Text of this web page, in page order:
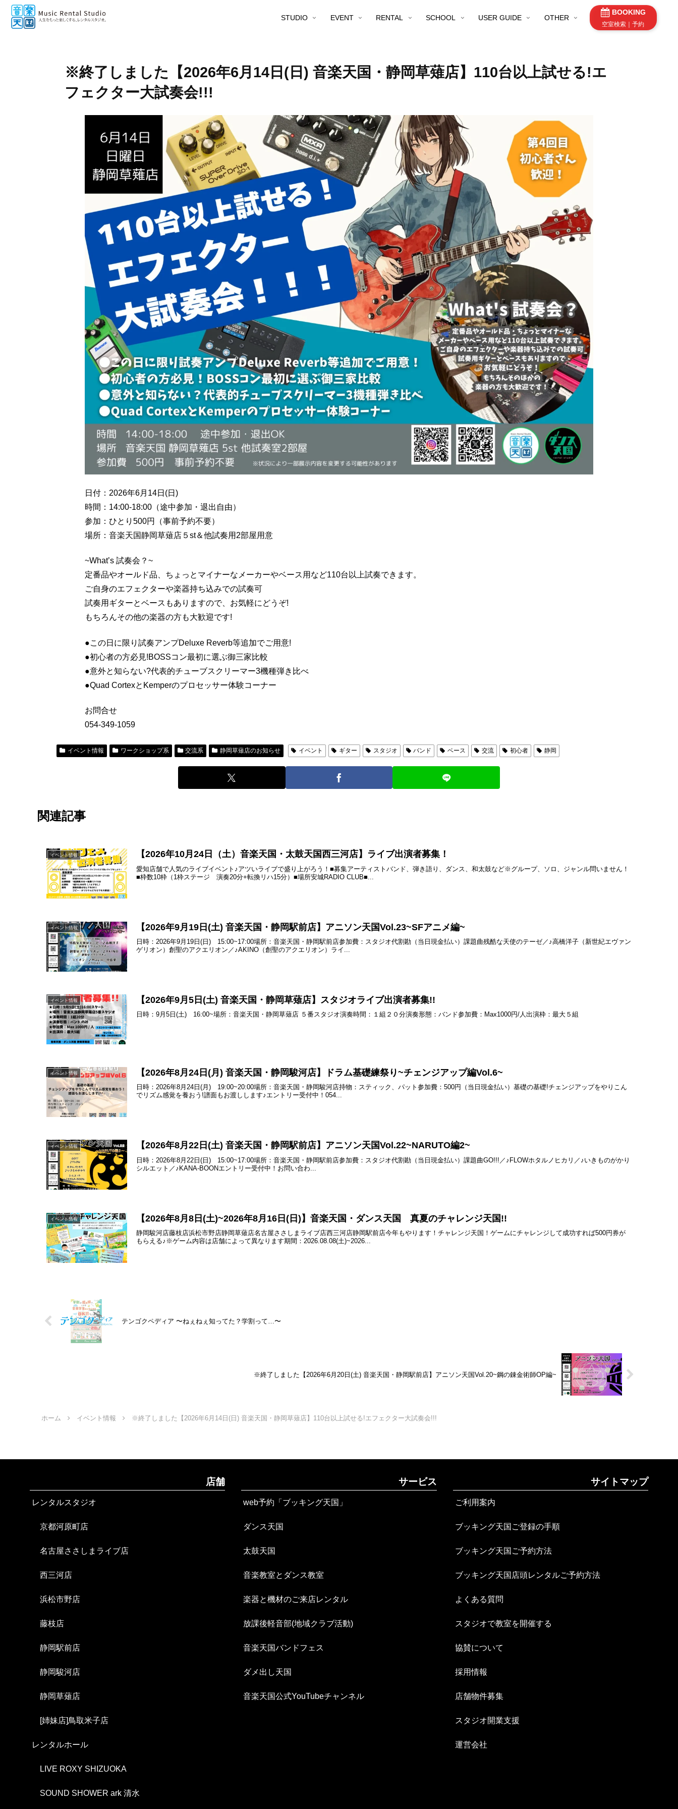
STUDIO EVENT RENTAL SCHOOL USER GUIDE OTHER
BOOKING
空室検索｜予約
※終了しました【2026年6月14日(日) 音楽天国・静岡草薙店】110台以上試せる!エ
フェクター大試奏会!!!
日付：2026年6月14日(日)
時間：14:00-18:00（途中参加・退出自由）
参加：ひとり500円（事前予約不要）
場所：音楽天国静岡草薙店５st＆他試奏用2部屋用意
~What’s 試奏会？~
定番品やオールド品、ちょっとマイナーなメーカーやベース用など110台以上試奏できます。
ご自身のエフェクターや楽器持ち込みでの試奏可
試奏用ギターとベースもありますので、お気軽にどうぞ!
もちろんその他の楽器の方も大歓迎です!
●この日に限り試奏アンプDeluxe Reverb等追加でご用意!
●初心者の方必見!BOSSコン最初に選ぶ御三家比較
●意外と知らない?代表的チューブスクリーマー3機種弾き比べ
●Quad CortexとKemperのプロセッサー体験コーナー
お問合せ
054-349-1059
イベント情報 ワークショップ系 交流系 静岡草薙店のお知らせ イベント ギター スタジオ バンド ベース 交流 初心者 静岡
関連記事
イベント情報 【2026年10月24日（土）音楽天国・太鼓天国西三河店】ライブ出演者募集！
愛知店舗で人気のライブイベント♪アツいライブで盛り上がろう！■募集アーティストバンド、弾き語り、ダンス、和太鼓など※グループ、ソロ、ジャンル問いません！
■枠数10枠（1枠ステージ 演奏20分+転換リハ15分）■場所安城RADIO CLUB■...
イベント情報 【2026年9月19日(土) 音楽天国・静岡駅前店】アニソン天国Vol.23~SFアニメ編~
日時：2026年9月19日(日) 15:00~17:00場所：音楽天国・静岡駅前店参加費：スタジオ代割勘（当日現金払い）課題曲残酷な天使のテーゼ／♪高橋洋子（新世紀エヴァン
ゲリオン）創聖のアクエリオン／♪AKINO（創聖のアクエリオン）ライ...
イベント情報 【2026年9月5日(土) 音楽天国・静岡草薙店】スタジオライブ出演者募集!!
日時：9月5日(土) 16:00~場所：音楽天国・静岡草薙店 ５番スタジオ演奏時間：１組２０分演奏形態：バンド参加費：Max1000円/人出演枠：最大５組
イベント情報 【2026年8月24日(月) 音楽天国・静岡駿河店】ドラム基礎練祭り~チェンジアップ編Vol.6~
日時：2026年8月24日(月) 19:00~20:00場所：音楽天国・静岡駿河店持物：スティック、パット参加費：500円（当日現金払い）基礎の基礎!チェンジアップをやりこん
でリズム感覚を養おう!譜面もお渡しします♪エントリー受付中！054...
イベント情報 【2026年8月22日(土) 音楽天国・静岡駅前店】アニソン天国Vol.22~NARUTO編2~
日時：2026年8月22日(日) 15:00~17:00場所：音楽天国・静岡駅前店参加費：スタジオ代割勘（当日現金払い）課題曲GO!!!／♪FLOWホタルノヒカリ／♪いきものがかり
シルエット／♪KANA-BOONエントリー受付中！お問い合わ...
イベント情報 【2026年8月8日(土)~2026年8月16日(日)】音楽天国・ダンス天国 真夏のチャレンジ天国!!
静岡駿河店藤枝店浜松市野店静岡草薙店名古屋ささしまライブ店西三河店静岡駅前店今年もやります！チャレンジ天国！ゲームにチャレンジして成功すれば500円券が
もらえる♪※ゲーム内容は店舗によって異なります期間：2026.08.08(土)~2026...
テンゴクペディア 〜ねぇねぇ知ってた？学割って…〜
※終了しました【2026年6月20日(土) 音楽天国・静岡駅前店】アニソン天国Vol.20~鋼の錬金術師OP編~
ホーム イベント情報 ※終了しました【2026年6月14日(日) 音楽天国・静岡草薙店】110台以上試せる!エフェクター大試奏会!!!
店舗
レンタルスタジオ
京都河原町店
名古屋ささしまライブ店
西三河店
浜松市野店
藤枝店
静岡駅前店
静岡駿河店
静岡草薙店
[姉妹店]鳥取米子店
レンタルホール
LIVE ROXY SHIZUOKA
SOUND SHOWER ark 清水
サービス
web予約「ブッキング天国」
ダンス天国
太鼓天国
音楽教室とダンス教室
楽器と機材のご来店レンタル
放課後軽音部(地域クラブ活動)
音楽天国バンドフェス
ダメ出し天国
音楽天国公式YouTubeチャンネル
サイトマップ
ご利用案内
ブッキング天国ご登録の手順
ブッキング天国ご予約方法
ブッキング天国店頭レンタルご予約方法
よくある質問
スタジオで教室を開催する
協賛について
採用情報
店舗物件募集
スタジオ開業支援
運営会社